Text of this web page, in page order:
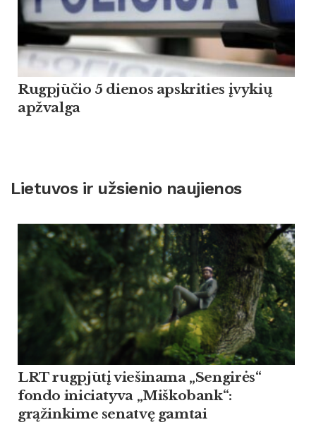
Rugpjūčio 5 dienos apskrities įvykių
apžvalga
Lietuvos ir užsienio naujienos
LRT rugpjūtį viešinama „Sengirės“
fondo iniciatyva „Miškobank“:
grąžinkime senatvę gamtai